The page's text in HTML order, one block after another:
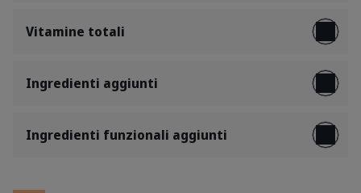
Vitamine totali
Ingredienti aggiunti
Ingredienti funzionali aggiunti